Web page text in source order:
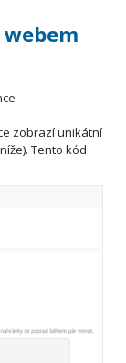
zobrazí unikátní
Tento kód